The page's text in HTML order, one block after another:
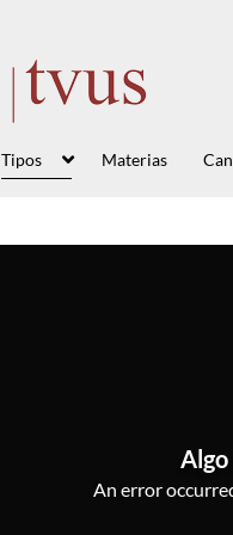
Tipos Materias
Algo
An error